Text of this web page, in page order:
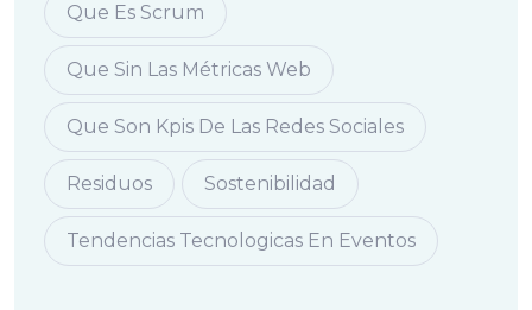
Que Es Scrum
Que Sin Las Métricas Web
Que Son Kpis De Las Redes Sociales
Residuos Sostenibilidad
Tendencias Tecnologicas En Eventos